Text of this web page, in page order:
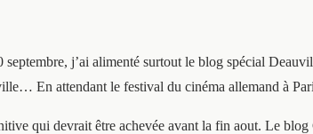
j’ai alimenté surtout le blog spécial
En attendant le festival du cinéma allemand à
qui devrait être achevée avant la fin aout. Le